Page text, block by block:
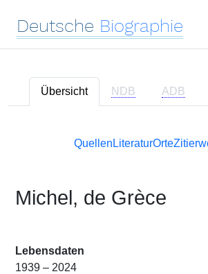
Deutsche Biographie
Übersicht NDB ADB
Quellen LiteraturOrte
Michel, de Grèce
Lebensdaten
1939 – 2024